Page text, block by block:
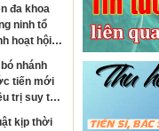
đa khoa
ninh tổ
hoạt hội
bệnh
viện
nhánh
tiến mới
trị suy tim
nhịp tim
kịp thời